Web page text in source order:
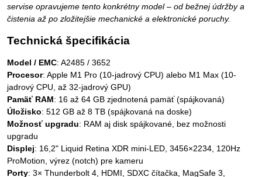
servise opravujeme tento konkrétny model – od bežnej údržby a
čistenia až po zložitejšie mechanické a elektronické poruchy.
Technická špecifikácia
Model / EMC: A2485 / 3652
Procesor: Apple M1 Pro (10-jadrový CPU) alebo M1 Max (10-
jadrový CPU, až 32-jadrový GPU)
Pamäť RAM: 16 až 64 GB zjednotená pamäť (spájkovaná)
Úložisko: 512 GB až 8 TB (spájkovaná na doske)
Možnosť upgradu: RAM aj disk spájkované, bez možnosti
upgradu
Displej: 16,2" Liquid Retina XDR mini-LED, 3456×2234, 120Hz
ProMotion, výrez (notch) pre kameru
Porty: 3× Thunderbolt 4, HDMI, SDXC čítačka, MagSafe 3,